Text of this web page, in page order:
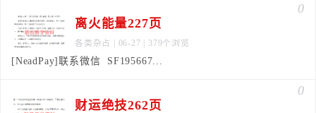
0
离火能量227页
各类杂占 | 06-27 | 379个浏览
[NeadPay]联系微信 SF195667...
0
财运绝技262页